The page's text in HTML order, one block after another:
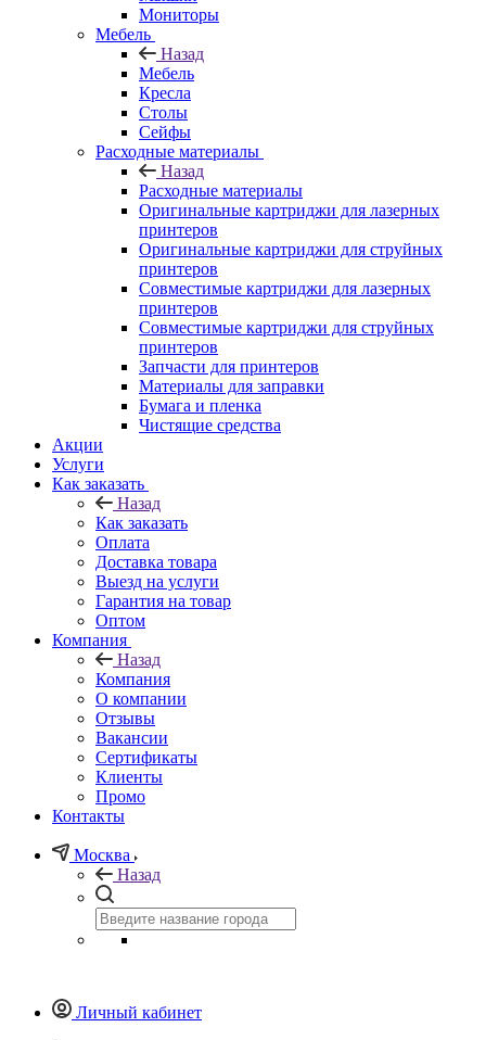
Мониторы
Мебель
Назад
Мебель
Кресла
Столы
Сейфы
Расходные материалы
Назад
Расходные материалы
Оригинальные картриджи для лазерных
принтеров
Оригинальные картриджи для струйных
принтеров
Совместимые картриджи для лазерных
принтеров
Совместимые картриджи для струйных
принтеров
Запчасти для принтеров
Материалы для заправки
Бумага и пленка
Чистящие средства
Акции
Услуги
Как заказать
Назад
Как заказать
Оплата
Доставка товара
Выезд на услуги
Гарантия на товар
Оптом
Компания
Назад
Компания
О компании
Отзывы
Вакансии
Сертификаты
Клиенты
Промо
Контакты
Москва
Назад
Личный кабинет